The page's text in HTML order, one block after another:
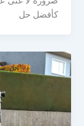
كأفضل حل